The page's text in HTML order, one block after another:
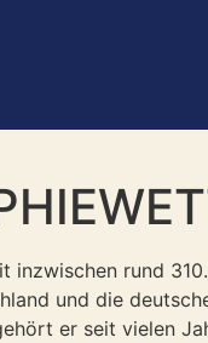
inzwischen rund
und die
er seit vielen